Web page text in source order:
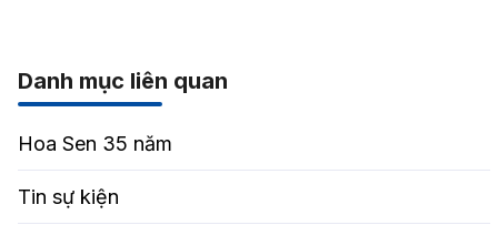
Danh mục liên quan
Hoa Sen 35 năm
Tin sự kiện